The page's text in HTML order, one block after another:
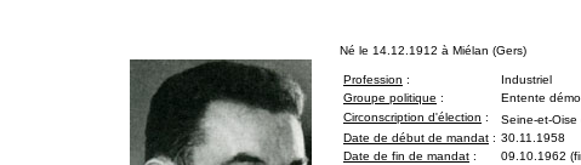
Né le 14.12.1912 à Miélan (Gers)
Profession :
Industriel
Groupe politique :
Entente
Circonscription d'élection : Seine-et-Oise
Date de début de mandat : 30.11.1958
Date de fin de mandat : 09.10.1962